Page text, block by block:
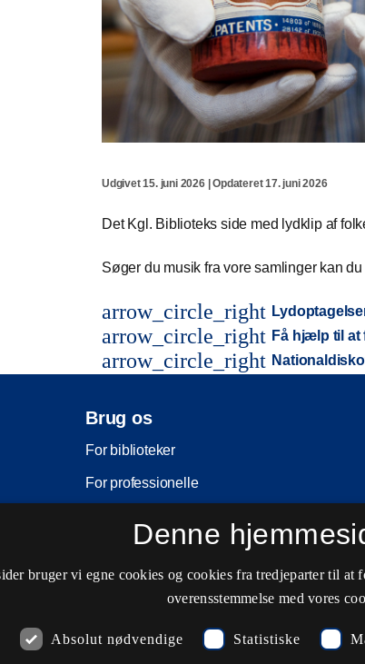
Udgivet 15. juni 2026 | Opdateret 17. juni 2026
Det Kgl. Biblioteks side med lydklip af
Søger du musik fra vore samlinger kan
arrow_circle_right
arrow_circle_right Få hjælp til at
arrow_circle_right
Brug os
For biblioteker
For professionelle
Møder og konferencer
Nota-service
Denne
bruger vi egne cookies og cookies fra tredjeparter til
overensstemmelse med vores
Absolut nødvendige Statistiske